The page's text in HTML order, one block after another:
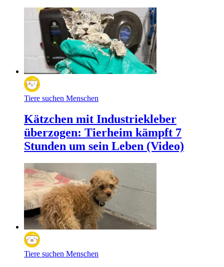
Tiere suchen Menschen
Kätzchen mit Industriekleber
überzogen: Tierheim kämpft 7
Stunden um sein Leben (Video)
Tiere suchen Menschen